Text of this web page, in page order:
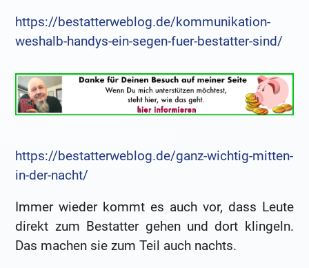
https://bestatterweblog.de/kommunikation-
weshalb-handys-ein-segen-fuer-bestatter-sind/
https://bestatterweblog.de/ganz-wichtig-mitten-
in-der-nacht/
Immer wieder kommt es auch vor, dass Leute
direkt zum Bestatter gehen und dort klingeln.
Das machen sie zum Teil auch nachts.